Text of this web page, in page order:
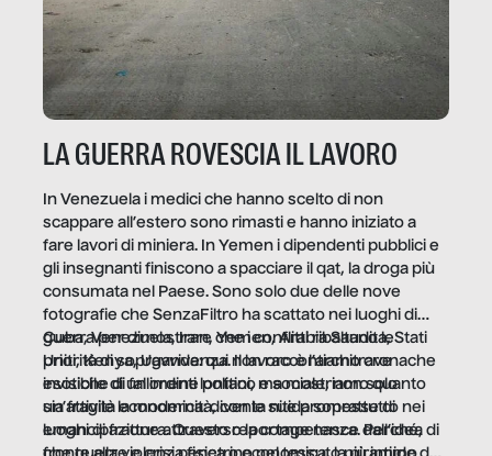
LA GUERRA ROVESCIA IL LAVORO
In Venezuela i medici che hanno scelto di non
scappare all’estero sono rimasti e hanno iniziato a
fare lavori di miniera. In Yemen i dipendenti pubblici e
gli insegnanti finiscono a spacciare il qat, la droga più
consumata nel Paese. Sono solo due delle nove
fotografie che SenzaFiltro ha scattato nei luoghi di
guerra per dimostrare che i conflitti ribaltano le
priorità di sopravvivenza. Il lavoro è l’architrave
invisibile di un ordine politico e sociale, non solo
un’attività economica: diventa nitida soprattutto nei
luoghi di frattura. Questo reportage nasce dall’idea
Cuba, Venezuela, Iran, Yemen, Arabia Saudita, Stati
Uniti, Kenya, Uganda: qui non raccontiamo cronache
esotiche di fallimenti lontani, ma mostriamo quanto
sia fragile la modernità, con le sue promesse di
emancipazione attraverso la competenza. Perché, di